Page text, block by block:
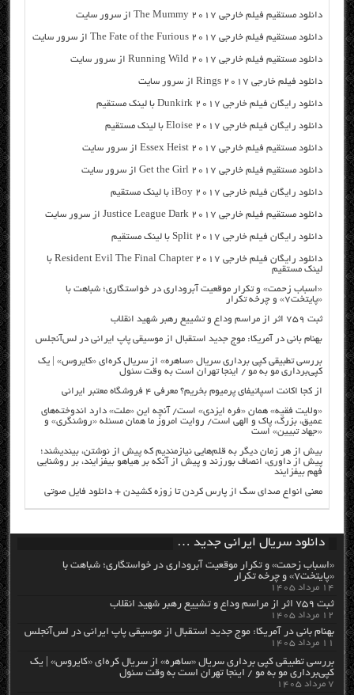
دانلود مستقیم فیلم خارجی The Mummy 2017 از سرور سایت
دانلود مستقیم فیلم خارجی The Fate of the Furious 2017 از سرور سایت
دانلود مستقیم فیلم خارجی Running Wild 2017 از سرور سایت
دانلود فیلم خارجی Rings 2017 از سرور سایت
دانلود رایگان فیلم خارجی Dunkirk 2017 با لینک مستقیم
دانلود رایگان فیلم خارجی Eloise 2017 با لینک مستقیم
دانلود مستقیم فیلم خارجی Essex Heist 2017 از سرور سایت
دانلود مستقیم فیلم خارجی Get the Girl 2017 از سرور سایت
دانلود رایگان فیلم خارجی iBoy 2017 با لینک مستقیم
دانلود مستقیم فیلم خارجی Justice League Dark 2017 از سرور سایت
دانلود رایگان فیلم خارجی Split 2017 با لینک مستقیم
دانلود رایگان فیلم خارجی Resident Evil The Final Chapter 2017 با
لینک مستقیم
«اسباب زحمت» و تکرار موقعیت آبروداری در خواستگاری؛ شباهت با
«پایتخت۷» و چرخه تکرار
ثبت ۷۵۹ اثر از مراسم وداع و تشییع رهبر شهید انقلاب
بهنام بانی در آمریکا: موج جدید استقبال از موسیقی پاپ ایرانی در لس‌آنجلس
بررسی تطبیقی کپی برداری سریال «ساهره» از سریال کره‌ای «کایروس» | یک
کپی‌برداری مو به مو / اینجا تهران است به وقت سئول
از کجا اکانت اسپاتیفای پرمیوم بخریم؟ معرفی ۴ فروشگاه معتبر ایرانی
«ولایت فقیه» همان «فره ایزدی» است/ آنچه این «ملت» دارد اندوخته‌های
عمیق، بزرگ، پاک و الهی است/ روایت امروز ما همان مسئله «روشنگری» و
«جهاد تبیین» است
بیش از هر زمان دیگر به قلم‌هایی نیازمندیم که پیش از نوشتن، بیندیشند؛
پیش از داوری، انصاف بورزند و پیش از آنکه بر هیاهو بیفزایند، بر روشنایی
فهم بیفزایند
معنی انواع صدای سگ از پارس کردن تا زوزه کشیدن + دانلود فایل صوتی
دانلود سریال ایرانی جدید …
«اسباب زحمت» و تکرار موقعیت آبروداری در خواستگاری؛ شباهت با
«پایتخت۷» و چرخه تکرار
۱۴ مرداد ۱۴۰۵
ثبت ۷۵۹ اثر از مراسم وداع و تشییع رهبر شهید انقلاب
۱۲ مرداد ۱۴۰۵
بهنام بانی در آمریکا: موج جدید استقبال از موسیقی پاپ ایرانی در لس‌آنجلس
۱۱ مرداد ۱۴۰۵
بررسی تطبیقی کپی برداری سریال «ساهره» از سریال کره‌ای «کایروس» | یک
کپی‌برداری مو به مو / اینجا تهران است به وقت سئول
۷ مرداد ۱۴۰۵